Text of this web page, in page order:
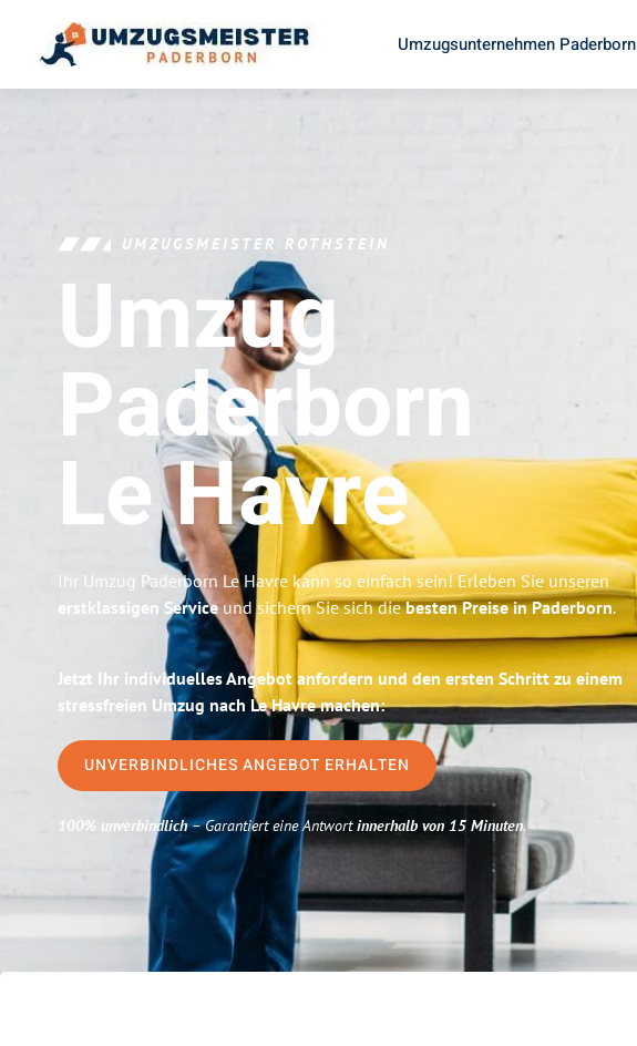
Umzugsunternehmen Paderborn
UMZUGSMEISTER ROTHSTEIN
Umzug
Paderborn
Le Havre
Ihr Umzug Paderborn Le Havre kann so einfach sein! Erleben Sie unseren
erstklassigen Serviceund sichern Sie sich diebesten Preise in Paderborn.
Jetzt Ihr individuelles Angebot anfordern und den ersten Schritt zu einem
stressfreien Umzug nach Le Havre machen:
UNVERBINDLICHES ANGEBOT ERHALTEN
100% unverbindlich– Garantiert eine Antwortinnerhalb von 15 Minuten.